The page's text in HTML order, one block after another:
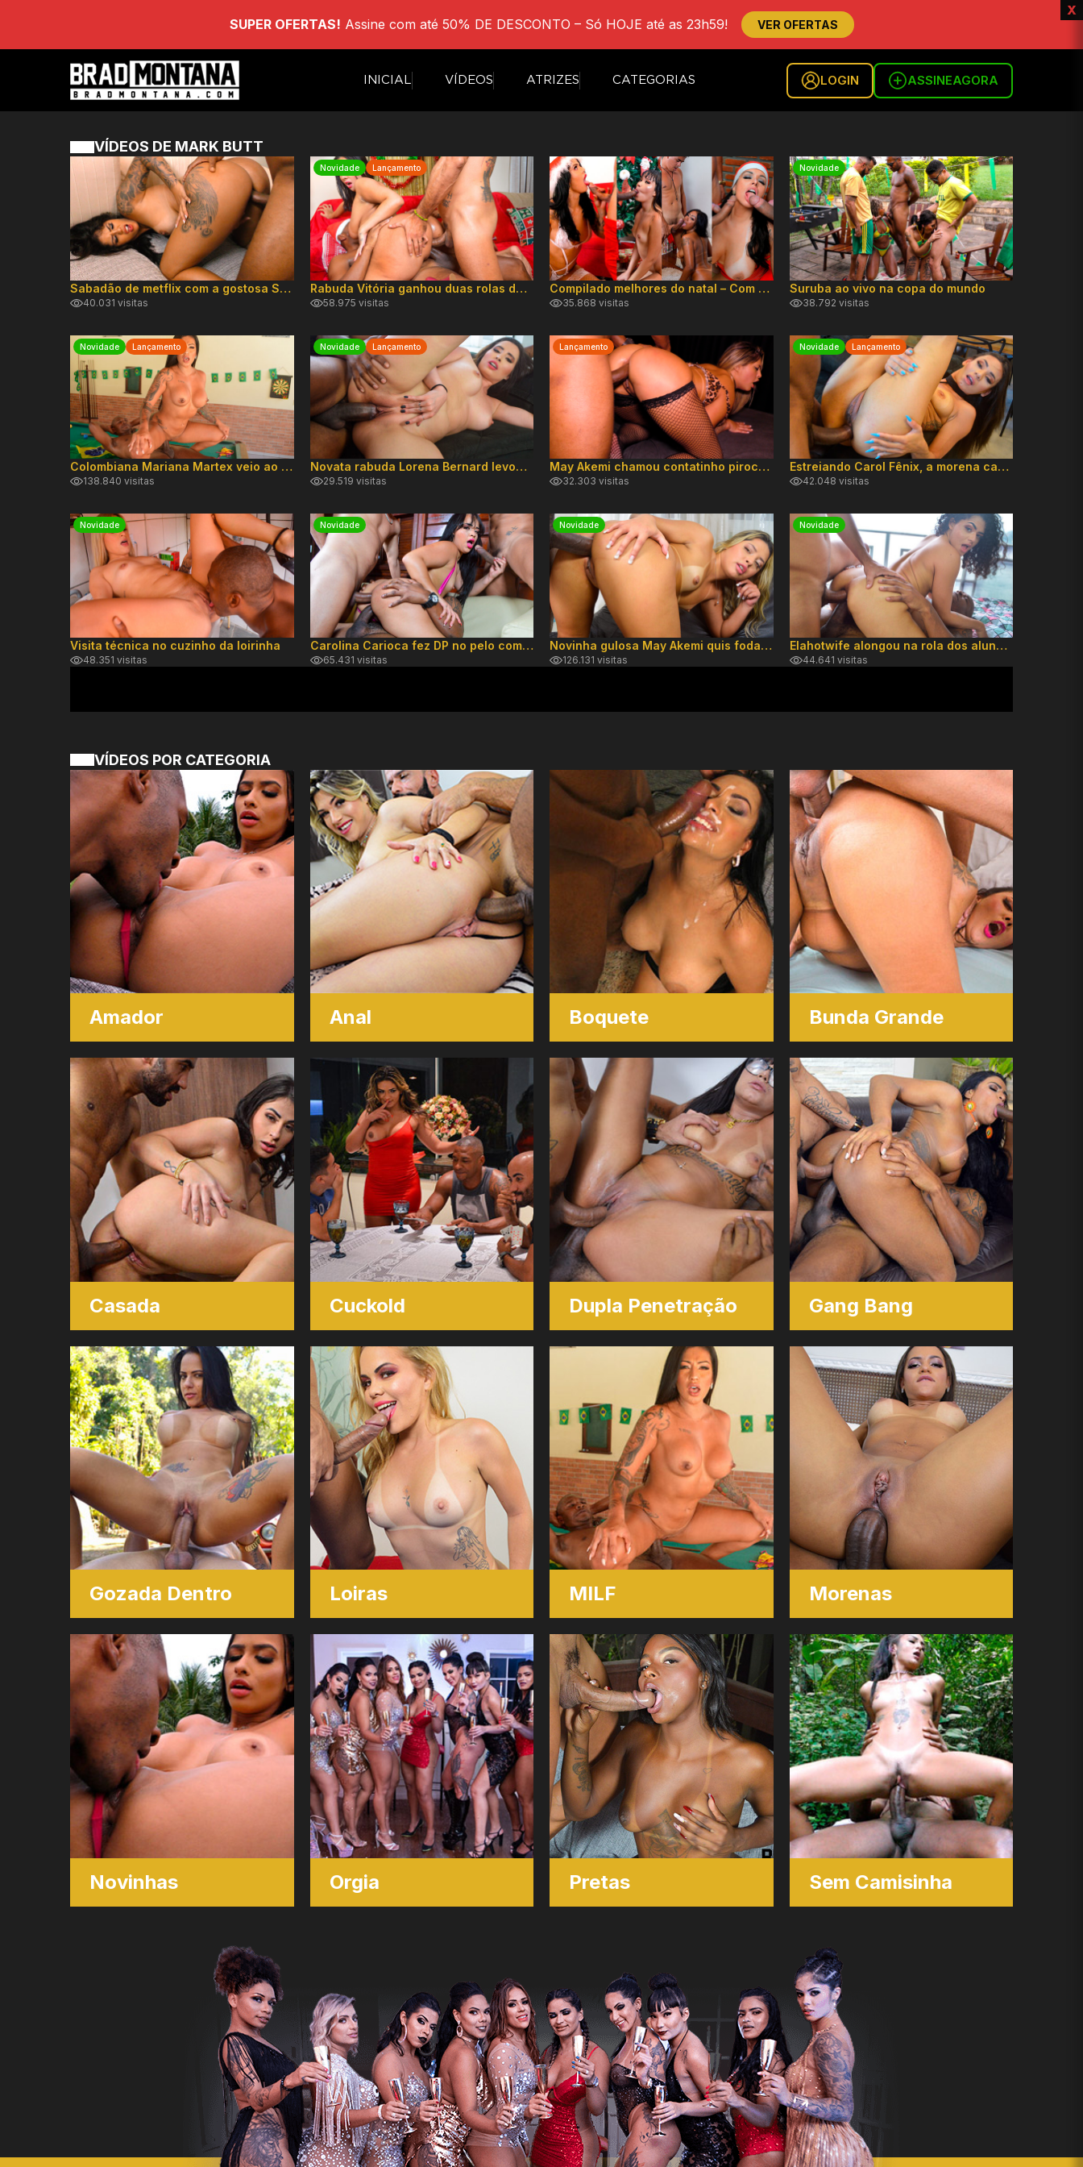
SUPER OFERTAS! Assine com até 50% DE DESCONTO – Só HOJE até as 23h59! VER OFERTAS
x
INICIAL VÍDEOS ATRIZES CATEGORIAS LOGIN ASSINEAGORA
VÍDEOS DE MARK BUTT
Sabadão de metflix com a gostosa Shayenne Samara
40.031 visitas
Novidade Lançamento
Rabuda Vitória ganhou duas rolas de presente natalino
58.975 visitas
Compilado melhores do natal – Com Angel Lima, Shay samara, Lina Nakamura, Pocahontas
35.868 visitas
Novidade
Suruba ao vivo na copa do mundo
38.792 visitas
Novidade Lançamento
Colombiana Mariana Martex veio ao brasil pra levar rola grossa
138.840 visitas
Novidade Lançamento
Novata rabuda Lorena Bernard levou no cuzinho
29.519 visitas
Lançamento
May Akemi chamou contatinho pirocudo pra foder
32.303 visitas
Novidade Lançamento
Estreiando Carol Fênix, a morena carnuda do cuzinho apertado
42.048 visitas
Novidade
Visita técnica no cuzinho da loirinha
48.351 visitas
Novidade
Carolina Carioca fez DP no pelo com três
65.431 visitas
Novidade
Novinha gulosa May Akemi quis foda 100% Anal
126.131 visitas
Novidade
Elahotwife alongou na rola dos alunos dotados
44.641 visitas
VÍDEOS POR CATEGORIA
Amador Anal Boquete Bunda Grande
Casada Cuckold Dupla Penetração Gang Bang
Gozada Dentro Loiras MILF Morenas
Novinhas Orgia Pretas Sem Camisinha